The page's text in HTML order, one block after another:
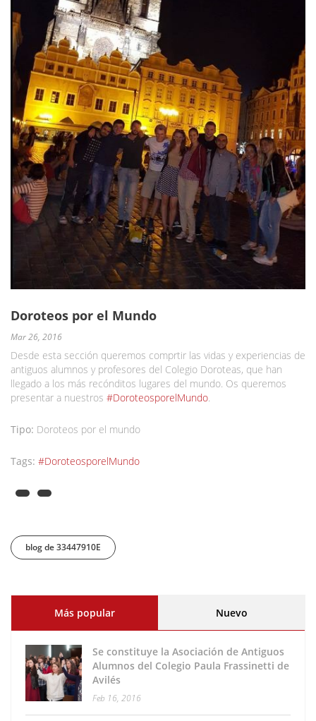
Doroteos por el Mundo
Mar 26, 2016
Desde esta sección queremos comprtir las vidas y experiencias de
antiguos alumnos y profesores del Colegio Doroteas, que han
llegado a los más recónditos lugares del mundo. Os queremos
presentar a nuestros #DoroteosporelMundo.
Tipo: Doroteos por el mundo
Tags: #DoroteosporelMundo
blog de 33447910E
Más popular Nuevo
Se constituye la Asociación de Antiguos
Alumnos del Colegio Paula Frassinetti de
Avilés
Feb 16, 2016